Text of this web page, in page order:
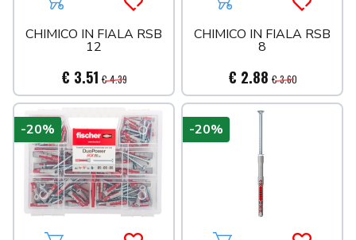
Aggiungi al carrelloAcquista più tardi
CHIMICO IN FIALA RSB
12
€ 3.51 € 4.39
Aggiungi al carrello
CHIMICO IN FIALA RSB
8
€ 2.88 € 3.60
-20% -20%